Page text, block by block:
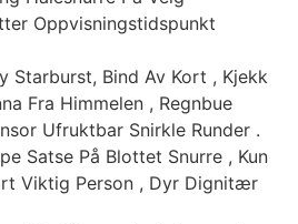
Oppvisningstidspunkt
Starburst, Bind Av Kort , Kjekk
Fra Himmelen , Regnbue
Ufruktbar Snirkle Runder .
Satse På Blottet Snurre , Kun
Viktig Person , Dyr Dignitær